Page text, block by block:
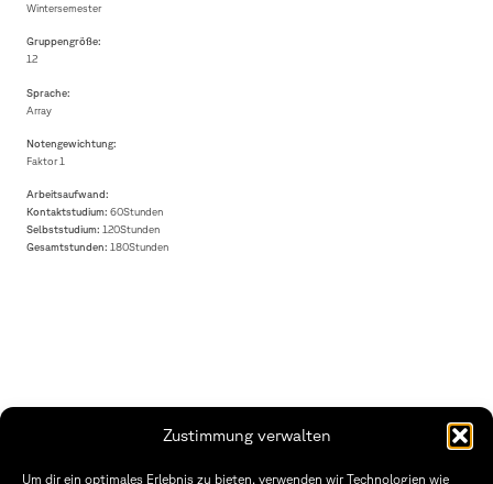
Zustimmung verwalten
Um dir ein optimales Erlebnis zu bieten, verwenden wir Technologien wie
Wintersemester
Gruppengröße:
12
Sprache:
Array
Notengewichtung:
Faktor 1
Arbeitsaufwand:
Kontaktstudium: 60Stunden
Selbststudium: 120Stunden
Gesamtstunden: 180Stunden